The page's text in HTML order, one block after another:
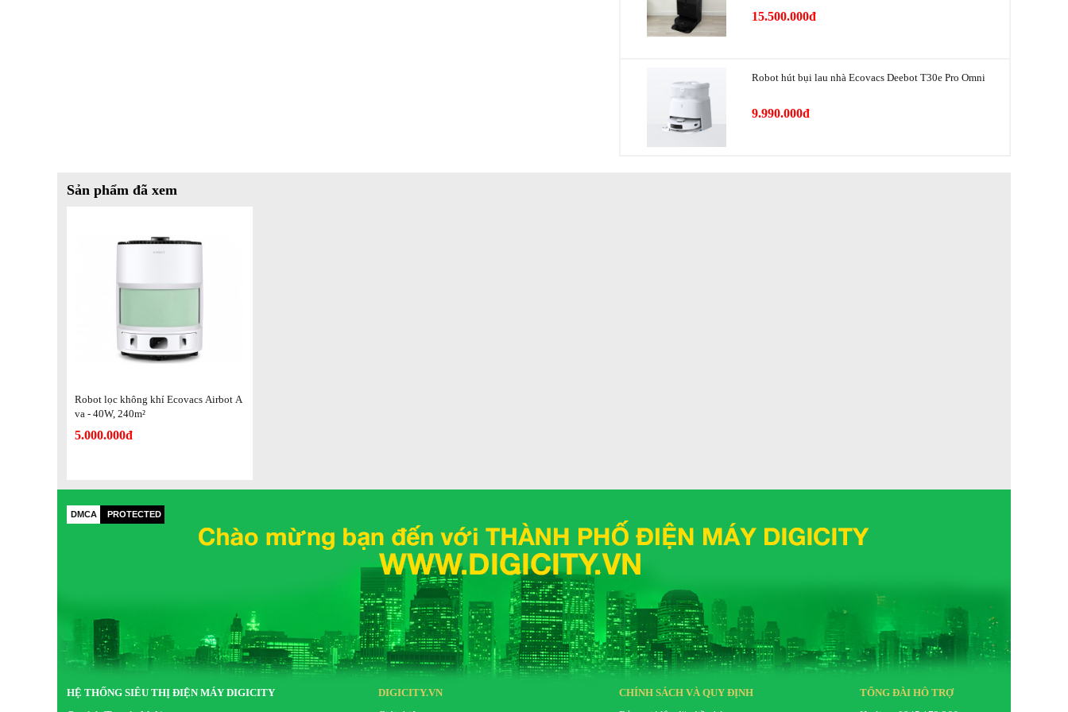
trẻ em, dây điện, các gờ cửa có độ cao khoảng 1,5cm một cách dễ dàng.
Thiết lập bản đồ
Tuy nhiên, bạn nên dọn các đồ vật có kích thước lớn trên sàn để đảm bảo robot nhận diện không gian nhà
nhanh chóng và chính xác.
Máy lọc không khí này trang bị công nghệ cảm biến có độ chính xác cao giúp phát hiện nhanh nhạy PM2.5,
Formaldehyde, Toluene,… để loại bỏ chúng. Bên cạnh đó, robot có 5 lớp lọc để thanh lọc vi khuẩn, virus một
Lớp lọc chính
: loại bỏ mảnh vụn, tóc, sợi,…
Lớp hỗ trợ lưới thép: đảm bảo tuổi thọ lâu dài cho bộ lọc.
Lớp lọc than hoạt tính: với thiết kế 5 lớp giúp loại bỏ khói thuốc, sâu aldehyde,…
Lớp gạc
: thiết kế 2 lớp làm ngăn chặn sự rò rỉ của than hoạt tính.
Lớp lọc HEPA cấp H13: loại bỏ hiệu quả 105 vật chất hạt, lọc sạch 99,99% các vi khuẩn gây bệnh như
Độ ồn
Kích thước sản phẩm
Rộng: 33,7cm
15.500.000đ
Robot hút bụi lau nhà Ecovacs Deebot T30e Pro Omni
9.990.000đ
Sản phẩm đã xem
Robot lọc không khí Ecovacs Airbot A
va - 40W, 240m²
5.000.000đ
DMCA PROTECTED
HỆ THỐNG SIÊU THỊ ĐIỆN MÁY DIGICITY
DIGICITY.VN
CHÍNH SÁCH VÀ QUY ĐỊNH
TỔNG ĐÀI HỖ TRỢ